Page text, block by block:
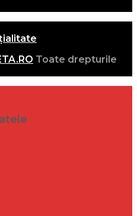
Toate drepturile